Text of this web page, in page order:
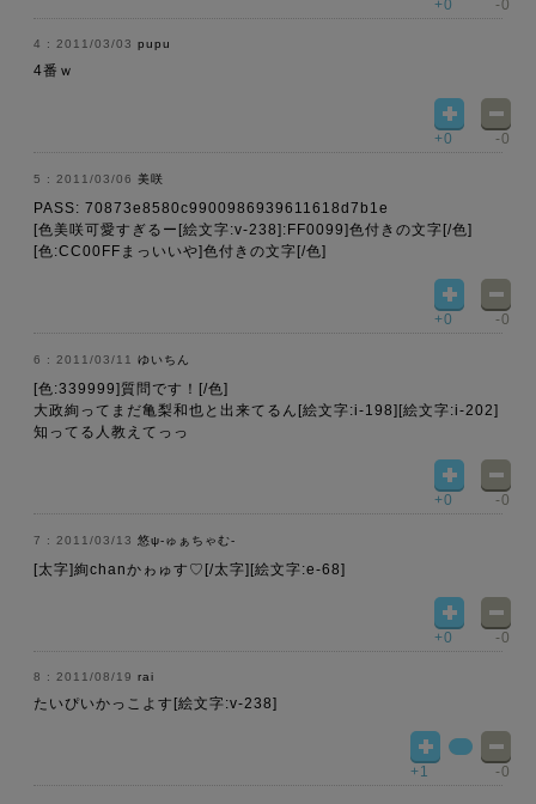
+0 -0
2011/03/03 pupu
4番ｗ
+0 -0
2011/03/06 美咲
PASS: 70873e8580c9900986939611618d7b1e
[色美咲可愛すぎるー[絵文字:v-238]:FF0099]色付きの文字[/色]
[色:CC00FFまっいいや]色付きの文字[/色]
+0 -0
2011/03/11 ゆいちん
[色:339999]質問です！[/色]
大政絢ってまだ亀梨和也と出来てるん[絵文字:i-198][絵文字:i-202]
知ってる人教えてっっ
+0 -0
2011/03/13 悠ψ-ゅぁちゃむ-
[太字]絢chanかゎゅす♡[/太字][絵文字:e-68]
+0 -0
2011/08/19 rai
たいぴいかっこよす[絵文字:v-238]
+1 -0